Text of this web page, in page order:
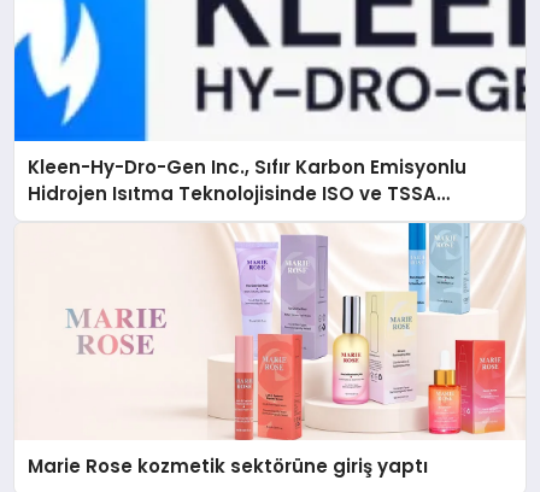
Kleen-Hy-Dro-Gen Inc., Sıfır Karbon Emisyonlu
Hidrojen Isıtma Teknolojisinde ISO ve TSSA
Düzenleyici Onaylarını Aldı
Marie Rose kozmetik sektörüne giriş yaptı